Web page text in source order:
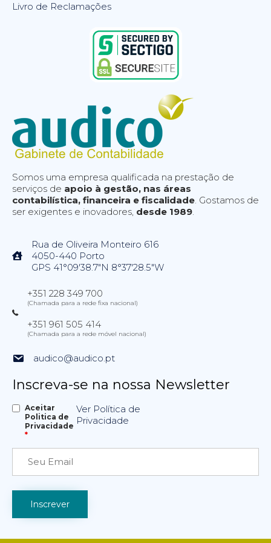
Livro de Reclamações
Somos uma empresa qualificada na prestação de
serviços de apoio à gestão, nas áreas
contabilística, financeira e fiscalidade . Gostamos de
ser exigentes e inovadores, desde 1989
Rua de Oliveira Monteiro 616
4050-440 Porto
GPS 41°09'38.7"N 8°37'28.5"W
+351 228 349 700
(Chamada para a rede fixa nacional)
+351 961 505 414
(Chamada para a rede móvel nacional)
audico@audico.pt
Inscreva-se na nossa Newsletter
Aceitar
Politica de
Privacidade
*
Ver Política de
Privacidade